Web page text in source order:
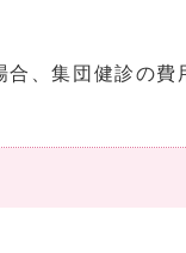
、集団健診の